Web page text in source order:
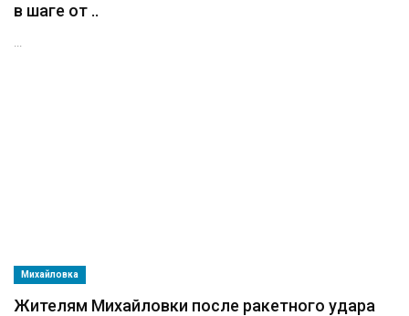
в шаге от ..
...
Михайловка
Жителям Михайловки после ракетного удара